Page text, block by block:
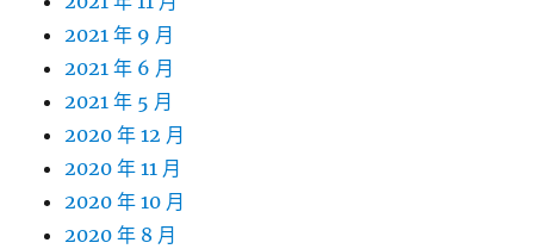
2021 年 9 月
2021 年 6 月
2021 年 5 月
2020 年 12 月
2020 年 11 月
2020 年 10 月
2020 年 8 月